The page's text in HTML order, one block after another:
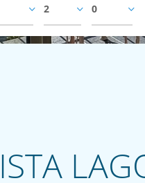
2
0